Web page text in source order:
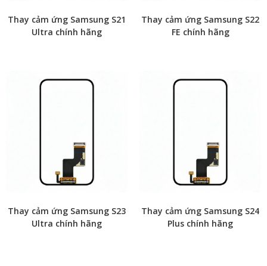
Thay cảm ứng Samsung S21
Ultra chính hãng
Thay cảm ứng Samsung S22
FE chính hãng
Thay cảm ứng Samsung S23
Ultra chính hãng
Thay cảm ứng Samsung S24
Plus chính hãng